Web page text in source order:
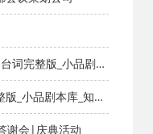
词完整版_小品剧本
_方案网_文案网_文
_小品剧本库_知识
_文案网_文档网
谢会|庆典活动